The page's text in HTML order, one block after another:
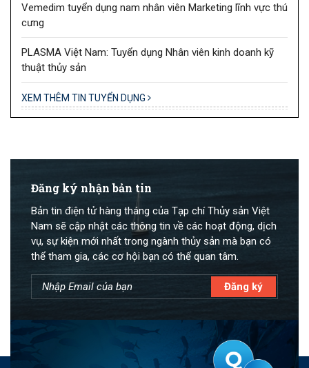
Vemedim tuyển dụng nam nhân viên Marketing lĩnh vực thú
cưng
PLASMA Việt Nam: Tuyển dụng Nhân viên kinh doanh kỹ
thuật thủy sản
XEM THÊM TIN TUYỂN DỤNG
Đăng ký nhận bản tin
Bản tin điện tử hàng tháng của Tạp chí Thủy sản Việt
Nam sẽ cập nhật các thông tin về các hoạt động, dịch
vụ, sự kiện mới nhất trong ngành thủy sản mà bạn có
thể tham gia, các cơ hội bạn có thể quan tâm.